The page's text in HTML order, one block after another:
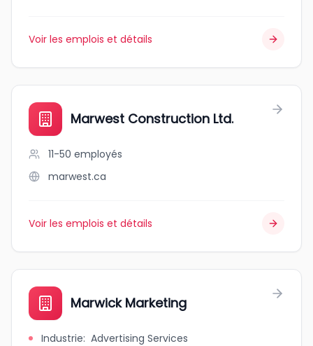
Voir les emplois et détails
Marwest Construction Ltd.
11-50 employés
marwest.ca
Voir les emplois et détails
Marwick Marketing
Industrie: Advertising Services